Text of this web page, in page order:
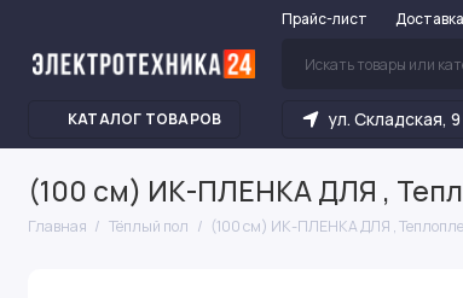
Прайс-лист
КАТАЛОГ ТОВАРОВ ул. Складская,
(100 см) ИК-ПЛЕНКА ДЛЯ ,
Главная Тёплый пол (100 см) ИК-ПЛЕНКА ДЛЯ ,